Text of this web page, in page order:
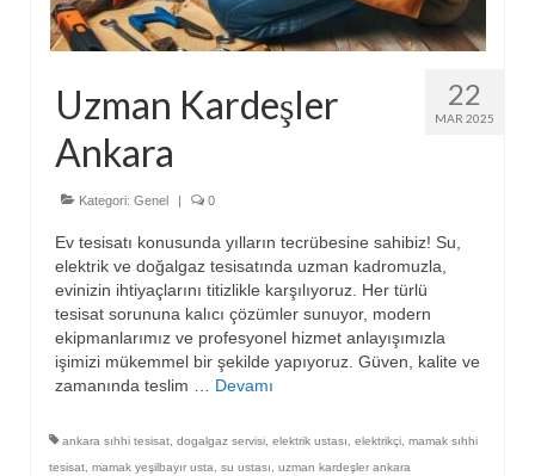
22
MAR 2025
Uzman Kardeşler
Ankara
Kategori: Genel | 0
Ev tesisatı konusunda yılların tecrübesine sahibiz! Su,
elektrik ve doğalgaz tesisatında uzman kadromuzla,
evinizin ihtiyaçlarını titizlikle karşılıyoruz. Her türlü
tesisat sorununa kalıcı çözümler sunuyor, modern
ekipmanlarımız ve profesyonel hizmet anlayışımızla
işimizi mükemmel bir şekilde yapıyoruz. Güven, kalite ve
zamanında teslim … Devamı
ankara sıhhi tesisat dogalgaz servisi elektrik ustası elektrikçi mamak sıhhi
tesisat mamak yeşilbayır usta su ustası uzman kardeşler ankara